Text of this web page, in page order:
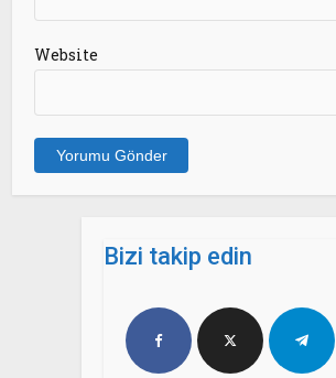
Website
Bizi takip edin